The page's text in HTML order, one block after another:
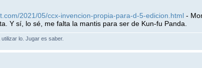
2021/05/ccx-invencion-propia-para-d-5-edicion.html -
Y sí, lo sé, me falta la mantis para ser de Kun-fu Panda.
lo. Jugar es saber.